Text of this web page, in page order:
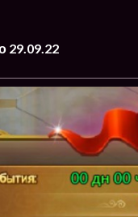
29.09.22